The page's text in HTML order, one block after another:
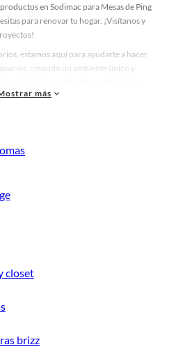
en Sodimac para Mesas de Ping
para renovar tu hogar. ¡Visítanos y
estamos aquí para ayudarte a hacer
creando un ambiente único y
a crear un espacio más tú.
de decoración, estamos aquí para hacer
todo lo que tenemos para ofrecerte en
de Mesas de Ping Pong en Sodimac
de calidad para tus proyectos y
y descubre todo lo que tenemos para
de Mesas de Ping Pong en
para tus proyectos de renovación y
realidad!
más
closet
brizz